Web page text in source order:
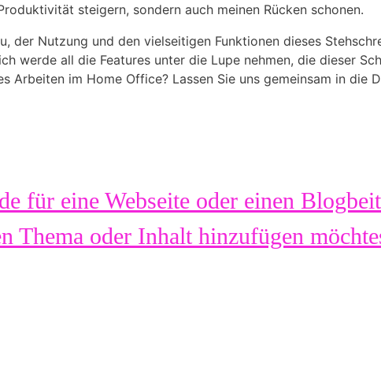
steigern, sondern auch meinen Rücken schonen.
der Nutzung und den vielseitigen Funktionen dieses
werde all die Features unter die Lupe nehmen, die dieser
im Home Office? Lassen Sie uns gemeinsam in die
für eine Webseite oder einen
Thema oder Inhalt hinzufügen